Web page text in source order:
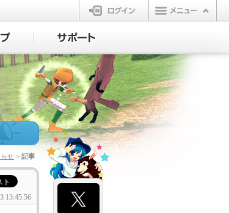
ログイン
せ > 記事
13:45:56